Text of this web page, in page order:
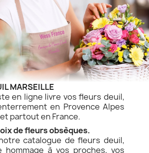
MARSEILLE
en ligne livre vos fleurs deuil,
en Provence Alpes
partout en France.
de fleurs obsèques.
catalogue de fleurs deuil,
hommage à vos proches, vos